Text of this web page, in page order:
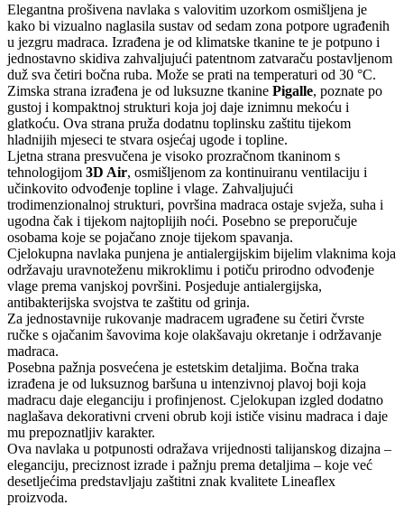
Elegantna prošivena navlaka s valovitim uzorkom osmišljena je
kako bi vizualno naglasila sustav od sedam zona potpore ugrađenih
u jezgru madraca. Izrađena je od klimatske tkanine te je potpuno i
jednostavno skidiva zahvaljujući patentnom zatvaraču postavljenom
duž sva četiri bočna ruba. Može se prati na temperaturi od 30 °C.
Zimska strana izrađena je od luksuzne tkanine Pigalle, poznate po
gustoj i kompaktnoj strukturi koja joj daje iznimnu mekoću i
glatkoću. Ova strana pruža dodatnu toplinsku zaštitu tijekom
hladnijih mjeseci te stvara osjećaj ugode i topline.
Ljetna strana presvučena je visoko prozračnom tkaninom s
tehnologijom 3D Air, osmišljenom za kontinuiranu ventilaciju i
učinkovito odvođenje topline i vlage. Zahvaljujući
trodimenzionalnoj strukturi, površina madraca ostaje svježa, suha i
ugodna čak i tijekom najtoplijih noći. Posebno se preporučuje
osobama koje se pojačano znoje tijekom spavanja.
Cjelokupna navlaka punjena je antialergijskim bijelim vlaknima koja
održavaju uravnoteženu mikroklimu i potiču prirodno odvođenje
vlage prema vanjskoj površini. Posjeduje antialergijska,
antibakterijska svojstva te zaštitu od grinja.
Za jednostavnije rukovanje madracem ugrađene su četiri čvrste
ručke s ojačanim šavovima koje olakšavaju okretanje i održavanje
madraca.
Posebna pažnja posvećena je estetskim detaljima. Bočna traka
izrađena je od luksuznog baršuna u intenzivnoj plavoj boji koja
madracu daje eleganciju i profinjenost. Cjelokupan izgled dodatno
naglašava dekorativni crveni obrub koji ističe visinu madraca i daje
mu prepoznatljiv karakter.
Ova navlaka u potpunosti odražava vrijednosti talijanskog dizajna –
eleganciju, preciznost izrade i pažnju prema detaljima – koje već
desetljećima predstavljaju zaštitni znak kvalitete Lineaflex
proizvoda.